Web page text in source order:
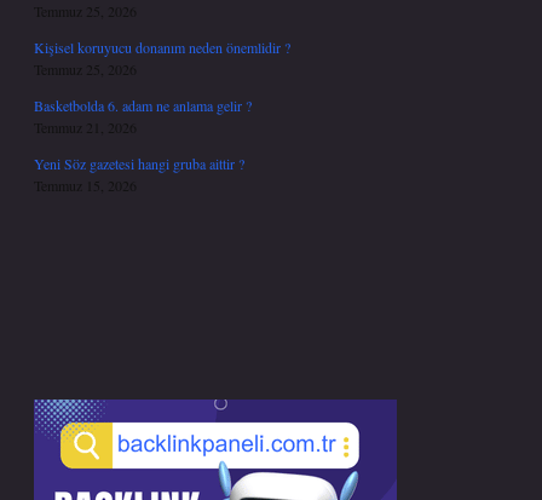
Temmuz 25, 2026
Kişisel koruyucu donanım neden önemlidir ?
Temmuz 25, 2026
Basketbolda 6. adam ne anlama gelir ?
Temmuz 21, 2026
Yeni Söz gazetesi hangi gruba aittir ?
Temmuz 15, 2026